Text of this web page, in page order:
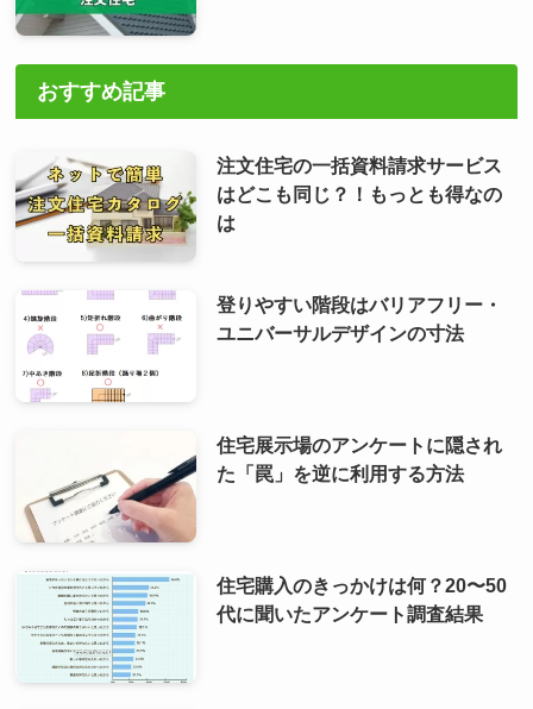
おすすめ記事
注文住宅の一括資料請求サービス
はどこも同じ？！もっとも得なの
は
登りやすい階段はバリアフリー・
ユニバーサルデザインの寸法
住宅展示場のアンケートに隠され
た「罠」を逆に利用する方法
住宅購入のきっかけは何？20〜50
代に聞いたアンケート調査結果